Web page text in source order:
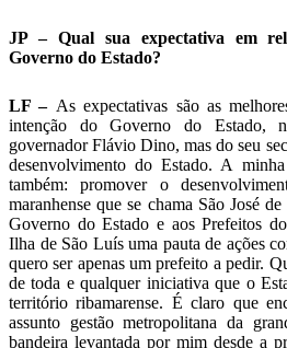
JP – Qual sua expectativa em
Governo do Estado?
LF – As expectativas são as
intenção do Governo do Estado,
governador Flávio Dino, mas do seu
desenvolvimento do Estado. A
também: promover o
maranhense que se chama São José
Governo do Estado e aos Prefeitos
Ilha de São Luís uma pauta de ações
quero ser apenas um prefeito a pedir.
de toda e qualquer iniciativa que o
território ribamarense. É claro que
assunto gestão metropolitana da
bandeira levantada por mim desde a